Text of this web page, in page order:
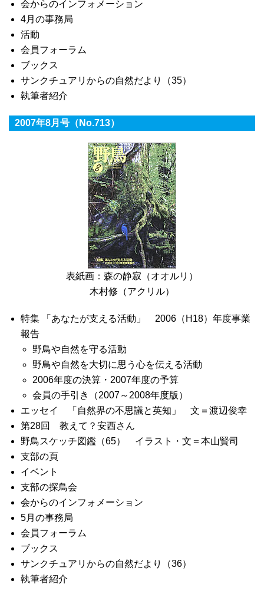
会からのインフォメーション
4月の事務局
活動
会員フォーラム
ブックス
サンクチュアリからの自然だより（35）
執筆者紹介
2007年8月号（No.713）
表紙画：森の静寂（オオルリ）
木村修（アクリル）
特集 「あなたが支える活動」 2006（H18）年度事業
報告
野鳥や自然を守る活動
野鳥や自然を大切に思う心を伝える活動
2006年度の決算・2007年度の予算
会員の手引き（2007～2008年度版）
エッセイ 「自然界の不思議と英知」 文＝渡辺俊幸
第28回 教えて？安西さん
野鳥スケッチ図鑑（65） イラスト・文＝本山賢司
支部の頁
イベント
支部の探鳥会
会からのインフォメーション
5月の事務局
会員フォーラム
ブックス
サンクチュアリからの自然だより（36）
執筆者紹介